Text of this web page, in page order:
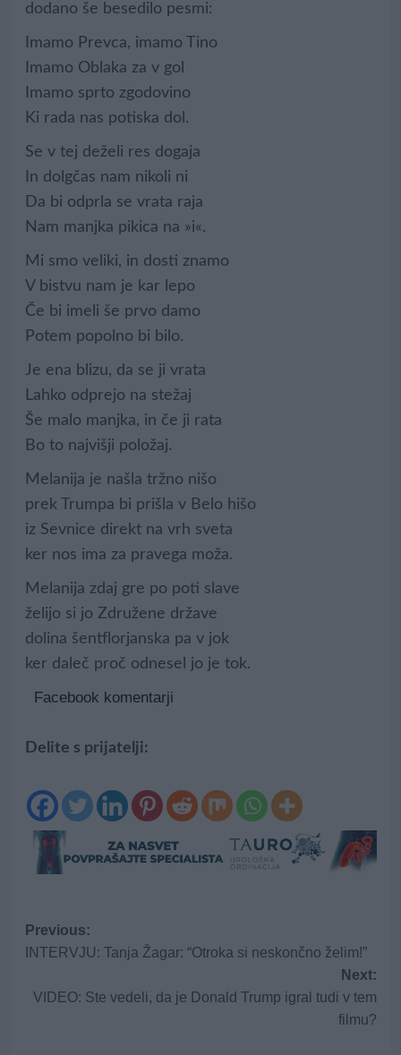
dodano še besedilo pesmi:
Imamo Prevca, imamo Tino
Imamo Oblaka za v gol
Imamo sprto zgodovino
Ki rada nas potiska dol.
Se v tej deželi res dogaja
In dolgčas nam nikoli ni
Da bi odprla se vrata raja
Nam manjka pikica na »i«.
Mi smo veliki, in dosti znamo
V bistvu nam je kar lepo
Če bi imeli še prvo damo
Potem popolno bi bilo.
Je ena blizu, da se ji vrata
Lahko odprejo na stežaj
Še malo manjka, in če ji rata
Bo to najvišji položaj.
Melanija je našla tržno nišo
prek Trumpa bi prišla v Belo hišo
iz Sevnice direkt na vrh sveta
ker nos ima za pravega moža.
Melanija zdaj gre po poti slave
želijo si jo Združene države
dolina šentflorjanska pa v jok
ker daleč proč odnesel jo je tok.
Facebook komentarji
Delite s prijatelji:
Post
navigation
Previous:
INTERVJU: Tanja Žagar: “Otroka si neskončno želim!”
Next:
VIDEO: Ste vedeli, da je Donald Trump igral tudi v tem
filmu?